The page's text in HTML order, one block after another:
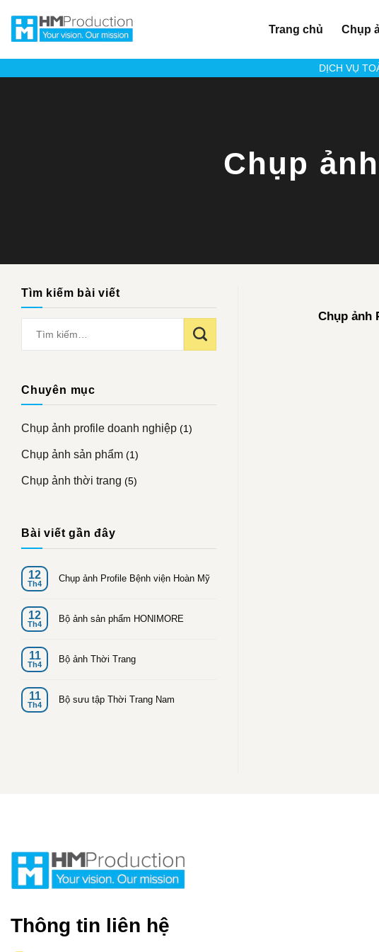
đến
nội
dung
Trang chủ Chụp
DỊCH VỤ
Chụp
Tìm kiếm bài viết
Chuyên mục
Chụp ảnh profile doanh nghiệp (1)
Chụp ảnh sản phẩm (1)
Chụp ảnh thời trang (5)
Bài viết gần đây
12
Th4 Chụp ảnh Profile Bệnh viện Hoàn Mỹ
12
Th4 Bộ ảnh sản phẩm HONIMORE
11
Th4 Bộ ảnh Thời Trang
11
Th4 Bộ sưu tập Thời Trang Nam
Chụp ảnh
Thông tin liên hệ